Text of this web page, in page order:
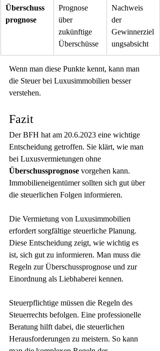
Überschuss
prognose
Prognose
über
zukünftige
Überschüsse
Nachweis
der
Gewinnerziel
ungsabsicht
Wenn man diese Punkte kennt, kann man
die Steuer bei Luxusimmobilien besser
verstehen.
Fazit
Der BFH hat am 20.6.2023 eine wichtige
Entscheidung getroffen. Sie klärt, wie man
bei Luxusvermietungen ohne
Überschussprognose vorgehen kann.
Immobilieneigentümer sollten sich gut über
die steuerlichen Folgen informieren.
Die Vermietung von Luxusimmobilien
erfordert sorgfältige steuerliche Planung.
Diese Entscheidung zeigt, wie wichtig es
ist, sich gut zu informieren. Man muss die
Regeln zur Überschussprognose und zur
Einordnung als Liebhaberei kennen.
Steuerpflichtige müssen die Regeln des
Steuerrechts befolgen. Eine professionelle
Beratung hilft dabei, die steuerlichen
Herausforderungen zu meistern. So kann